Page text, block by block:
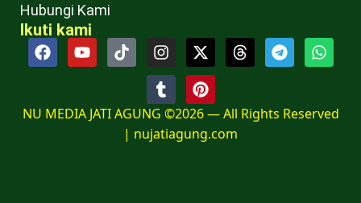
Hubungi Kami
Ikuti kami
NU MEDIA JATI AGUNG ©2026 — All Rights Reserved
| nujatiagung.com